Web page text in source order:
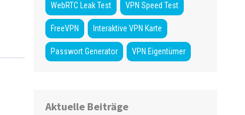
WebRTC Leak Test VPN Speed Test
FreeVPN Interaktive VPN Karte
Passwort Generator VPN Eigentümer
Aktuelle Beiträge